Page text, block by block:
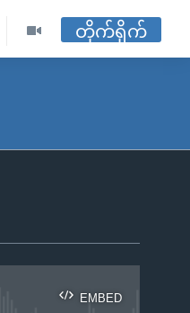
တိုက်ရိုက်
EMBED